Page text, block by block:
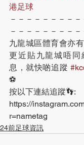
港足球
－－－－－－－－
－－－－－－－－－
九龍城區體育會亦
更近貼九龍城唔同
息，就快啲追蹤
⚽️
按以下連結追蹤👣:
https://
r=nametag
24前足球資訊